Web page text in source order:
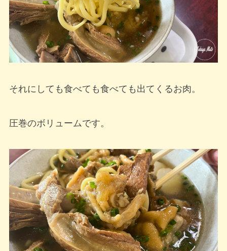
それにしても食べても食べても出てくるお肉。
圧巻のボリュームです。